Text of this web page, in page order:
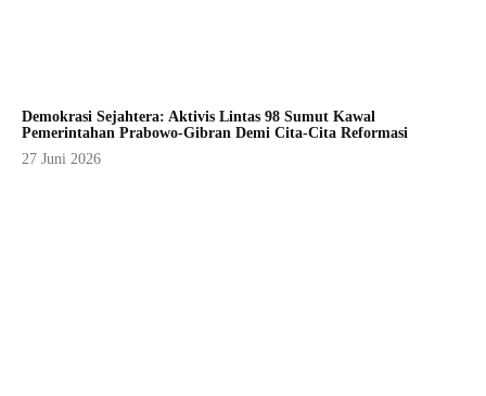
Demokrasi Sejahtera: Aktivis Lintas 98 Sumut Kawal
Pemerintahan Prabowo-Gibran Demi Cita-Cita Reformasi
27 Juni 2026